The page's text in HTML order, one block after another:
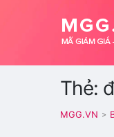
Thẻ:
MGG.VN >